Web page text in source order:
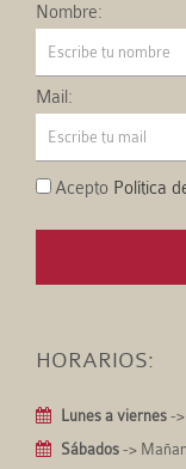
Nombre:
Mail:
Acepto Política
HORARIOS:
Lunes a viernes -
Sábados ->